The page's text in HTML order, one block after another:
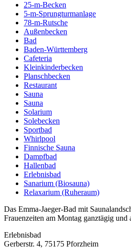
25-m-Becken
5-m-Sprungturmanlage
78-m-Rutsche
Außenbecken
Bad
Baden-Württemberg
Cafeteria
Kleinkinderbecken
Planschbecken
Restaurant
Sauna
Sauna
Solarium
Solebecken
Sportbad
Whirlpool
Finnische Sauna
Dampfbad
Hallenbad
Erlebnisbad
Sanarium (Biosauna)
Relaxarium (Ruheraum)
Das Emma-Jaeger-Bad mit
Frauenzeiten am Montag ganztägig und
Erlebnisbad
Gerberstr. 4, 75175 Pforzheim